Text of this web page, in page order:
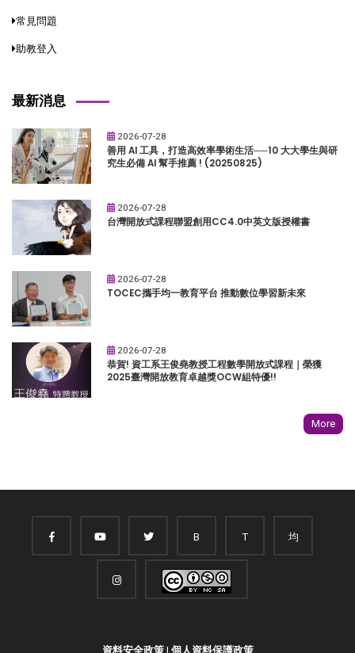
常見問題
助教登入
最新消息
2026-07-28
善用 AI 工具，打造高效率學術生活──10 大大學生與研
究生必備 AI 幫手推薦 ! (20250825)
2026-07-28
台灣開放式課程聯盟創用CC4.0中英文版授權書
2026-07-28
TOCEC攜手均一教育平台 推動數位學習新未來
2026-07-28
恭賀! 資工系王俊堯教授工程數學開放式課程｜榮獲
2025臺灣開放教育卓越獎OCW組特優!!
More
B T 均
資料安全政策| 個人資料保護政策